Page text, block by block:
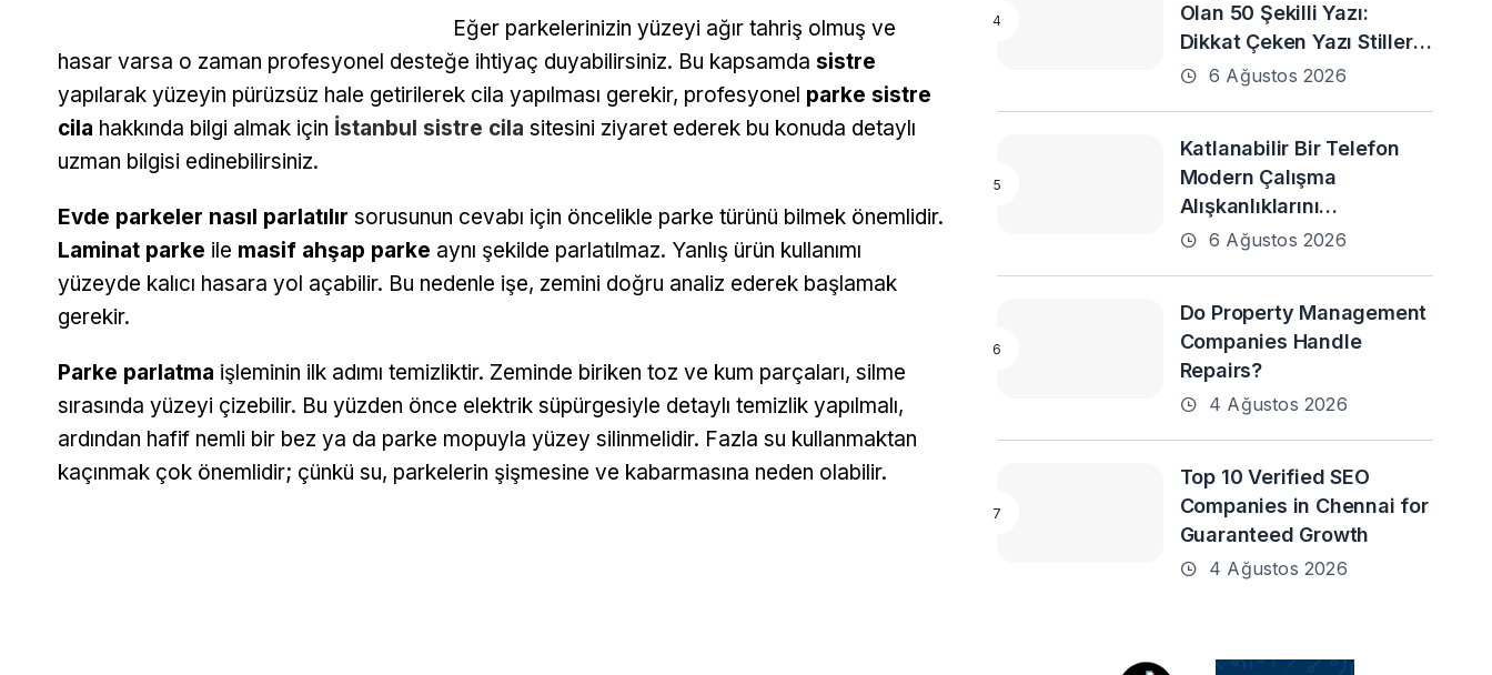
Eğer parkelerinizin yüzeyi ağır tahriş olmuş ve
hasar varsa o zaman profesyonel desteğe ihtiyaç duyabilirsiniz. Bu kapsamda sistre
yapılarak yüzeyin pürüzsüz hale getirilerek cila yapılması gerekir, profesyonel parke sistre
cila hakkında bilgi almak için İstanbul sistre cila sitesini ziyaret ederek bu konuda detaylı
uzman bilgisi edinebilirsiniz.
Evde parkeler nasıl parlatılır sorusunun cevabı için öncelikle parke türünü bilmek önemlidir.
Laminat parke ile masif ahşap parke aynı şekilde parlatılmaz. Yanlış ürün kullanımı
yüzeyde kalıcı hasara yol açabilir. Bu nedenle işe, zemini doğru analiz ederek başlamak
gerekir.
Parke parlatma işleminin ilk adımı temizliktir. Zeminde biriken toz ve kum parçaları, silme
sırasında yüzeyi çizebilir. Bu yüzden önce elektrik süpürgesiyle detaylı temizlik yapılmalı,
ardından hafif nemli bir bez ya da parke mopuyla yüzey silinmelidir. Fazla su kullanmaktan
kaçınmak çok önemlidir; çünkü su, parkelerin şişmesine ve kabarmasına neden olabilir.
Olan 50 Şekilli Yazı:
Dikkat Çeken Yazı Stilleri
ve En Popüler Örnekler
6 Ağustos 2026
Katlanabilir Bir Telefon
Modern Çalışma
Alışkanlıklarını
Destekleyebilir mi?
6 Ağustos 2026
Do Property Management
Companies Handle
Repairs?
4 Ağustos 2026
Top 10 Verified SEO
Companies in Chennai for
Guaranteed Growth
4 Ağustos 2026